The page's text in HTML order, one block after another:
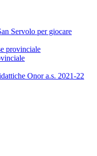
Servolo per giocare
provinciale
Onor a.s. 2021-22